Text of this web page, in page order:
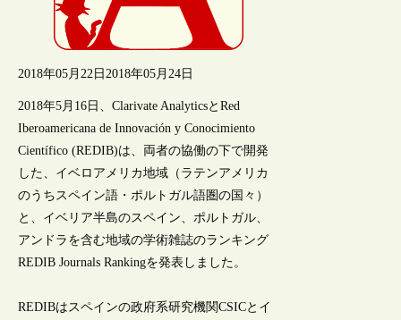
2018年05月22日 2018年05月24日
2018年5月16日、Clarivate AnalyticsとRed
Iberoamericana de Innovación y Conocimiento
Científico (REDIB)は、両者の協働の下で開発
した、イベロアメリカ地域（ラテンアメリカ
のうちスペイン語・ポルトガル語圏の国々）
と、イベリア半島のスペイン、ポルトガル、
アンドラを含む地域の学術雑誌のランキング
REDIB Journals Rankingを発表しました。
REDIBはスペインの政府系研究機関CSICとイ